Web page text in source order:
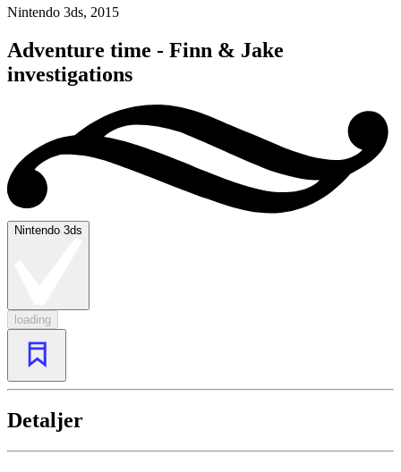
Nintendo 3ds, 2015
Adventure time - Finn & Jake
investigations
Nintendo 3ds
loading
Detaljer